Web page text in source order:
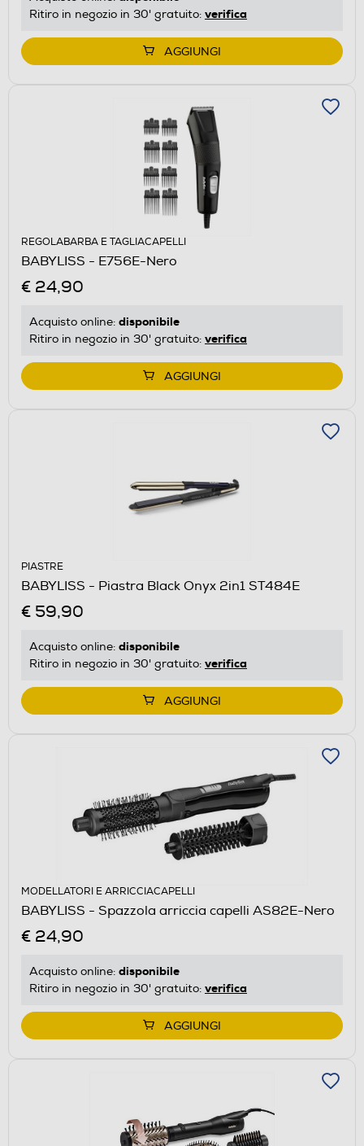
Ritiro in negozio in 30' gratuito: verifica
AGGIUNGI
REGOLABARBA E TAGLIACAPELLI
BABYLISS - E756E-Nero
€ 24,90
Acquisto online: disponibile
Ritiro in negozio in 30' gratuito: verifica
AGGIUNGI
PIASTRE
BABYLISS - Piastra Black Onyx 2in1 ST484E
€ 59,90
Acquisto online: disponibile
Ritiro in negozio in 30' gratuito: verifica
AGGIUNGI
MODELLATORI E ARRICCIACAPELLI
BABYLISS - Spazzola arriccia capelli AS82E-Nero
€ 24,90
Acquisto online: disponibile
Ritiro in negozio in 30' gratuito: verifica
AGGIUNGI